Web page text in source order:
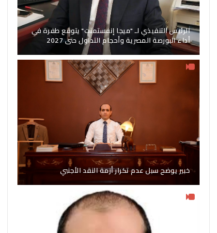
الرئيس التنفيذي لـ "ميجا إنفستمنت" يتوقع طفرة في
أداء البورصة المصرية وأحجام التداول حتى 2027
خبير يوضح سبل عدم تكرار أزمة النقد الأجنبي